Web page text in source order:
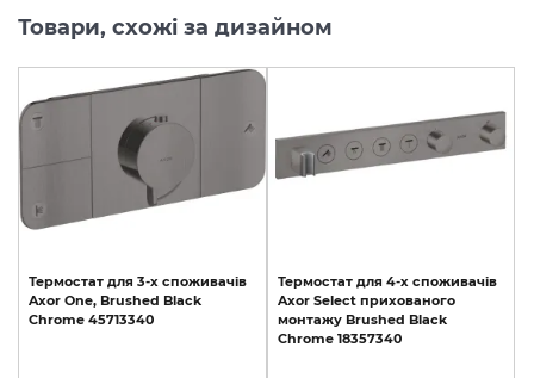
Товари, схожі за дизайном
Термостат для 3-х споживачів
Axor One, Brushed Black
Chrome 45713340
Термостат для 4-х споживачів
Axor Select прихованого
монтажу Brushed Black
Chrome 18357340